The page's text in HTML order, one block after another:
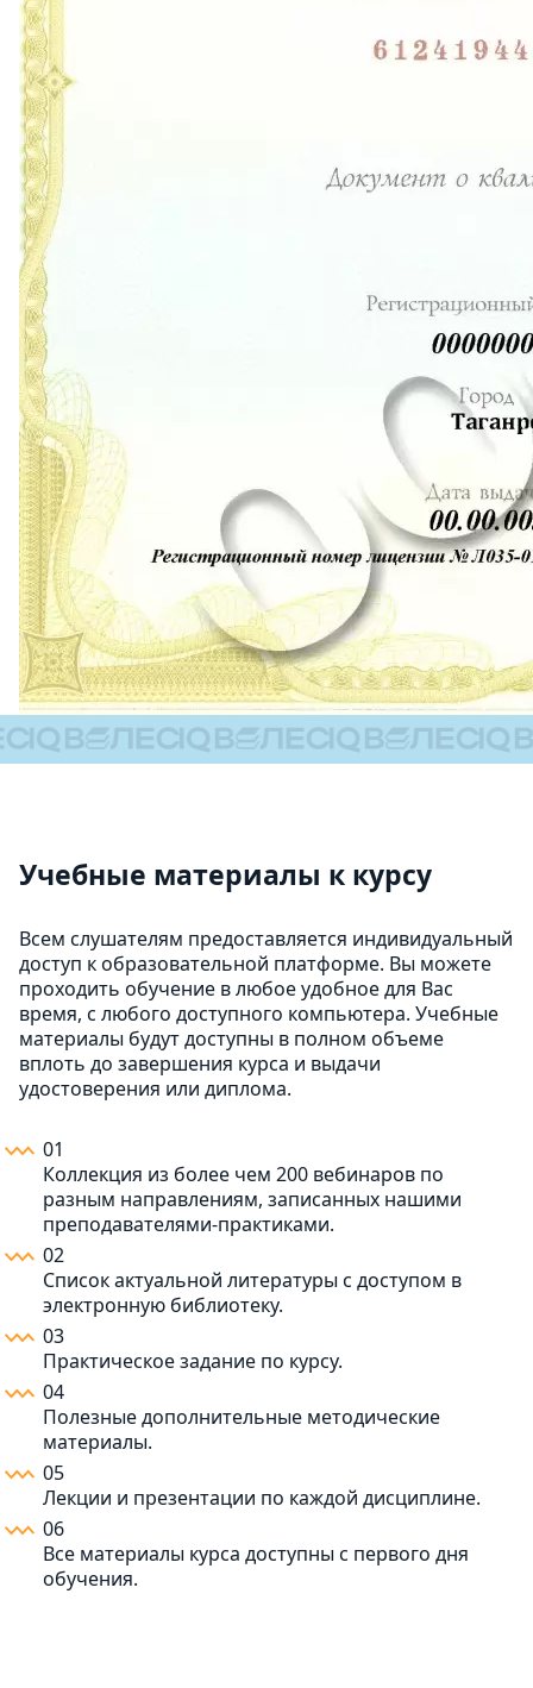
Учебные материалы к курсу
Всем слушателям предоставляется индивидуальный
доступ к образовательной платформе. Вы можете
проходить обучение в любое удобное для Вас
время, с любого доступного компьютера. Учебные
материалы будут доступны в полном объеме
вплоть до завершения курса и выдачи
удостоверения или диплома.
01
Коллекция из более чем 200 вебинаров по
разным направлениям, записанных нашими
преподавателями-практиками.
02
Список актуальной литературы с доступом в
электронную библиотеку.
03
Практическое задание по курсу.
04
Полезные дополнительные методические
материалы.
05
Лекции и презентации по каждой дисциплине.
06
Все материалы курса доступны с первого дня
обучения.